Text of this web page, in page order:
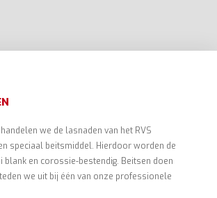
we de lasnaden van het RVS
speciaal beitsmiddel. Hierdoor worden de
blank en corossie-bestendig. Beitsen doen
we uit bij één van onze professionele